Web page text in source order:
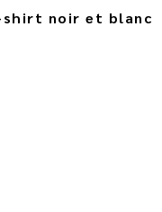
shirt noir et blanc